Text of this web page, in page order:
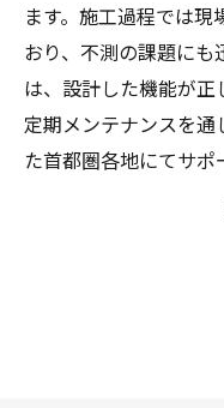
ます。施工過程では
おり、不測の課題に
は、設計した機能が
定期メンテナンスを
た首都圏各地にてサポ